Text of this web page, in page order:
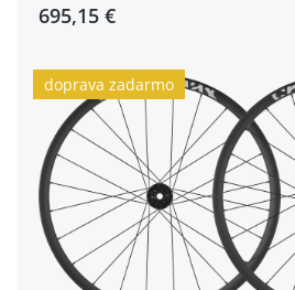
695,15 €
doprava zadarmo